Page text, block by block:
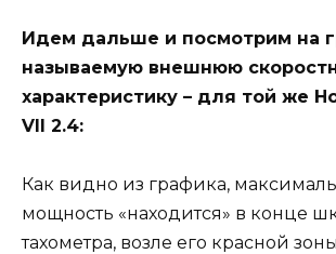
Идем дальше и посмотрим на
называемую внешнюю
характеристику – для той же
VII 2.4:
Как видно из графика,
мощность «находится» в конце
тахометра, возле его красной